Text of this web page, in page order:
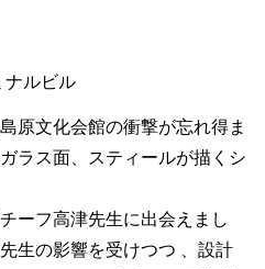
ナルビル
原文化会館の衝撃が忘れ得ま
ラス面、スティールが描くシ
ーフ高津先生に出会えまし
生の影響を受けつつ 、設計